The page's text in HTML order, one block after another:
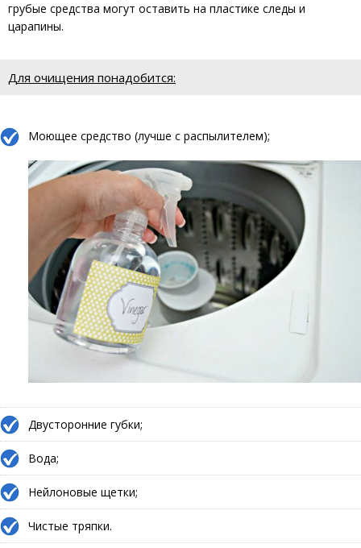
грубые средства могут оставить на пластике следы и
царапины.
Для очищения понадобится:
Моющее средство (лучше с распылителем);
Двусторонние губки;
Вода;
Нейлоновые щетки;
Чистые тряпки.